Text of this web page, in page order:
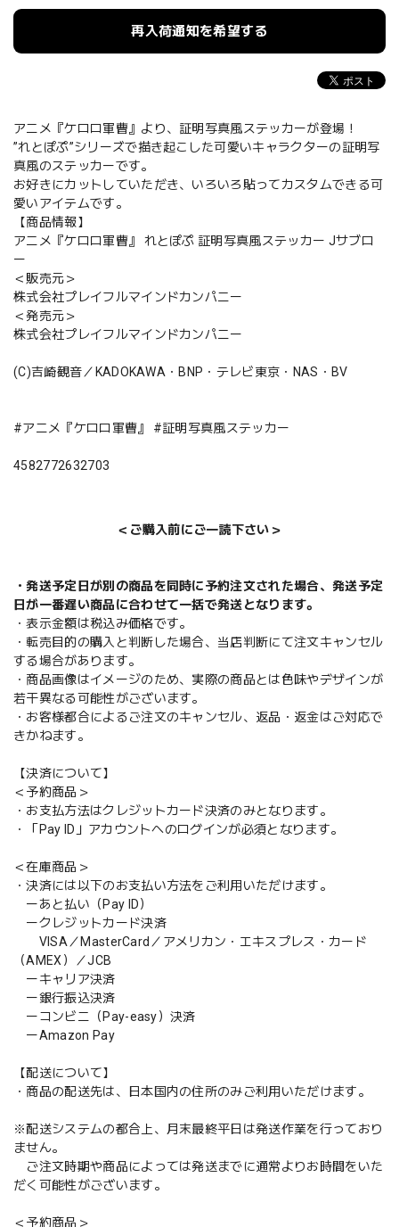
再入荷通知を希望する
アニメ『ケロロ軍曹』より、証明写真風ステッカーが登場！
”れとぽぷ”シリーズで描き起こした可愛いキャラクターの証明写
真風のステッカーです。
お好きにカットしていただき、いろいろ貼ってカスタムできる可
愛いアイテムです。
【商品情報】
アニメ『ケロロ軍曹』 れとぽぷ 証明写真風ステッカー Jサブロ
ー
＜販売元＞
株式会社プレイフルマインドカンパニー
＜発売元＞
株式会社プレイフルマインドカンパニー
(C)吉崎観音／KADOKAWA・BNP・テレビ東京・NAS・BV
#アニメ『ケロロ軍曹』 #証明写真風ステッカー
4582772632703
＜ご購入前にご一読下さい＞
・発送予定日が別の商品を同時に予約注文された場合、発送予定
日が一番遅い商品に合わせて一括で発送となります。
・表示金額は税込み価格です。
・転売目的の購入と判断した場合、当店判断にて注文キャンセル
する場合があります。
・商品画像はイメージのため、実際の商品とは色味やデザインが
若干異なる可能性がございます。
・お客様都合によるご注文のキャンセル、返品・返金はご対応で
きかねます。
【決済について】
＜予約商品＞
・お支払方法はクレジットカード決済のみとなります。
・「Pay ID」アカウントへのログインが必須となります。
＜在庫商品＞
・決済には以下のお支払い方法をご利用いただけます。
ーあと払い（Pay ID）
ークレジットカード決済
VISA／MasterCard／アメリカン・エキスプレス・カード
（AMEX）／JCB
ーキャリア決済
ー銀行振込決済
ーコンビニ（Pay-easy）決済
ーAmazon Pay
【配送について】
・商品の配送先は、日本国内の住所のみご利用いただけます。
※配送システムの都合上、月末最終平日は発送作業を行っており
ません。
ご注文時期や商品によっては発送までに通常よりお時間をいた
だく可能性がございます。
＜予約商品＞